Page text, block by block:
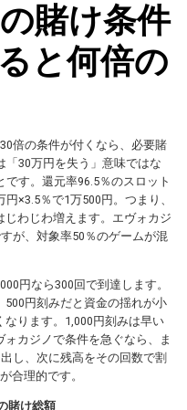
賭け条件
と何倍の
倍の条件が付くなら、必要賭
「30万円を失う」意味ではな
す。還元率96.5％のスロット
×3.5％で1万500円。つまり、
わじわ増えます。エヴォカジ
が、対象率50％のゲームが混
円なら300回で到達します。
円刻みだと資金の揺れが小
ります。1,000円刻みは早い
カジノで条件を急ぐなら、ま
し、次に残高をその回数で割
合理的です。
賭け総額